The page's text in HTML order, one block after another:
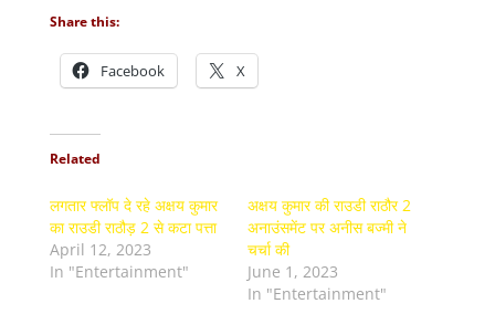
Share this:
Facebook X
Related
लगतार फ्लॉप दे रहे अक्षय कुमार
का राउडी राठौड़ 2 से कटा पत्ता
April 12, 2023
In "Entertainment"
अक्षय कुमार की राउडी राठौर 2
अनाउंसमेंट पर अनीस बज्मी ने
चर्चा की
June 1, 2023
In "Entertainment"